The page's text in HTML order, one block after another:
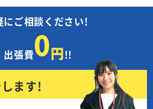
にご相談ください!
出張費0円!!
ます!